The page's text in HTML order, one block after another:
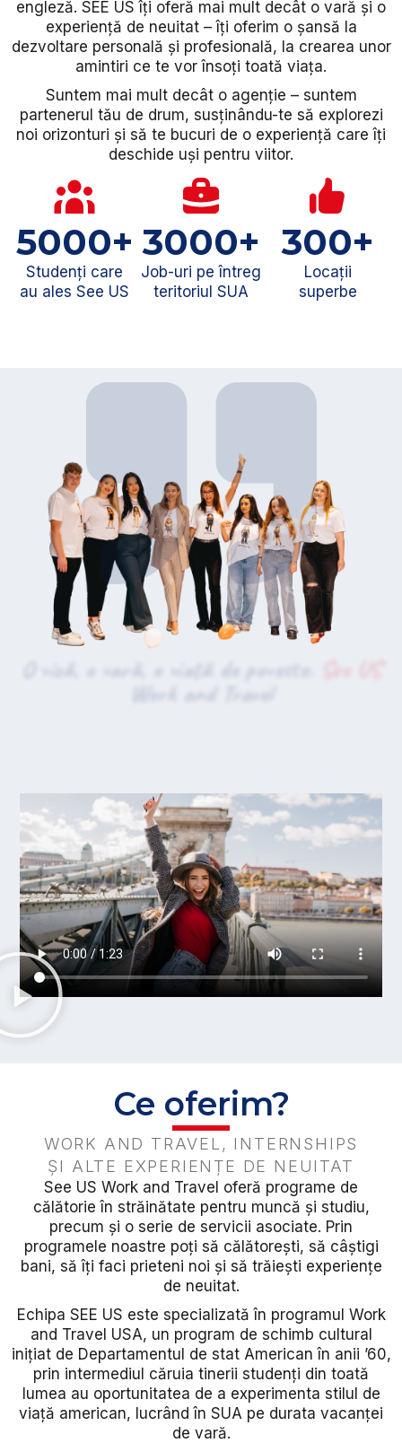
engleză. SEE US îți oferă mai mult decât o vară și o
experiență de neuitat – îți oferim o șansă la
dezvoltare personală și profesională, la crearea unor
amintiri ce te vor însoți toată viața.
Suntem mai mult decât o agenție – suntem
partenerul tău de drum, susținându-te să explorezi
noi orizonturi și să te bucuri de o experiență care îți
deschide uși pentru viitor.
5000+
Studenți care
au ales See US
3000+
Job-uri pe întreg
teritoriul SUA
300+
Locații
superbe
O viză, o vară, o viață de poveste. See US
Work and Travel
Ce oferim?
WORK AND TRAVEL, INTERNSHIPS
ȘI ALTE EXPERIENȚE DE NEUITAT
See US Work and Travel oferă programe de
călătorie în străinătate pentru muncă și studiu,
precum și o serie de servicii asociate. Prin
programele noastre poți să călătorești, să câștigi
bani, să îți faci prieteni noi și să trăiești experiențe
de neuitat.
Echipa SEE US este specializată în programul Work
and Travel USA, un program de schimb cultural
inițiat de Departamentul de stat American în anii ’60,
prin intermediul căruia tinerii studenți din toată
lumea au oportunitatea de a experimenta stilul de
viață american, lucrând în SUA pe durata vacanței
de vară.